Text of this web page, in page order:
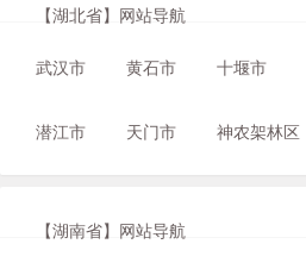
【湖北省】网站导航
武汉市 黄石市 十堰市
潜江市 天门市 神农架林区
【湖南省】网站导航